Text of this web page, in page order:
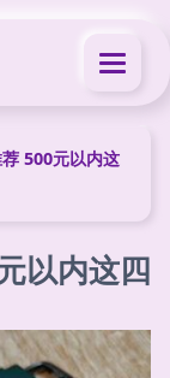
500元以内这
以内这四